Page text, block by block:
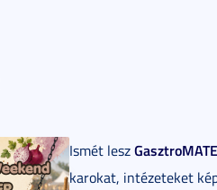
Ismét lesz
karokat, intézeteket